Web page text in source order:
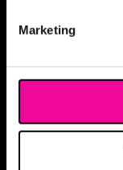
Marketing